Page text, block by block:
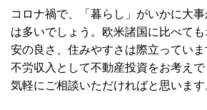
コロナ禍で、「暮らし」がいかに大
は多いでしょう。欧米諸国に比べて
安の良さ、住みやすさは際立ってい
不労収入として不動産投資をお考え
気軽にご相談いただければと思います